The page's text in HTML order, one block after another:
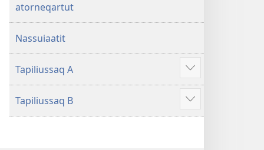
atorneqartut
Nassuiaatit
Tapiliussaq A
Show
more
Tapiliussaq B
Show
more